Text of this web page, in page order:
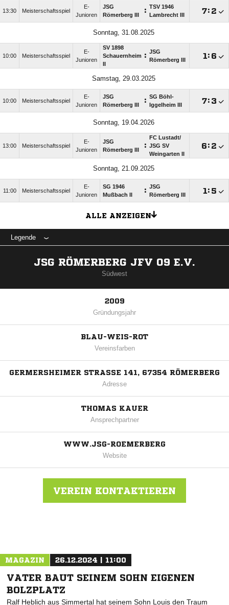
13:30 Meisterschaftsspiel
E-
Junioren
JSG
Römerberg III
: TSV 1946
Lambrecht III
: 
Sonntag, 31.08.2025
10:00 Meisterschaftsspiel
E-
Junioren
SV 1898
Schauernheim : JSG
Römerberg III
: 
Samstag, 29.03.2025
10:00 Meisterschaftsspiel
E-
Junioren
JSG
Römerberg III
: SG Böhl-
Iggelheim III
: 
Sonntag, 19.04.2026
13:00 Meisterschaftsspiel
E-
Junioren
JSG
Römerberg III
:
FC Lustadt/​
JSG SV
Weingarten II
: 
Sonntag, 21.09.2025
11:00 Meisterschaftsspiel
E-
Junioren
SG 1946
Mußbach II
: JSG
Römerberg III
: 
ALLE ANZEIGEN
Legende
JSG RÖMERBERG JFV 09 E.V.
Südwest
2009
Gründungsjahr
BLAU-WEIS-ROT
Vereinsfarben
GERMERSHEIMER STRASSE 141, 67354 RÖMERBERG
Adresse
THOMAS KAUER
Ansprechpartner
WWW.JSG-ROEMERBERG
Website
VEREIN KONTAKTIEREN
MAGAZIN 26.12.2024 | 11:00
VATER BAUT SEINEM SOHN EIGENEN
BOLZPLATZ
Ralf Heblich aus Simmertal hat seinem Sohn Louis den Traum